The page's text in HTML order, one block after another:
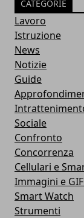
CATEGORIE
Lavoro
Istruzione
News
Notizie
Guide
Sociale
Confronto
Concorrenza
Cellulari e
Immagini e
Smart Watch
Strumenti